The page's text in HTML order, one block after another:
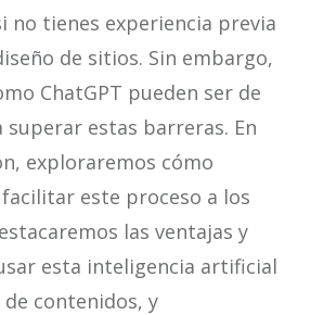
no tienes experiencia previa
de sitios. Sin embargo,
ChatGPT pueden ser de
superar estas barreras. En
exploraremos cómo
facilitar este proceso a los
las ventajas y
esta inteligencia artificial
contenidos, y